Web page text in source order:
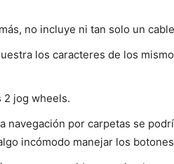
no incluye ni tan solo un
los caracteres de los
2 jog wheels.
por carpetas se
incómodo manejar los